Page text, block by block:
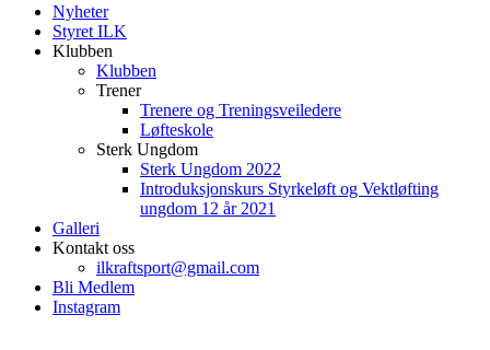
Nyheter
Styret ILK
Klubben
Klubben
Trener
Trenere og Treningsveiledere
Løfteskole
Sterk Ungdom
Sterk Ungdom 2022
Introduksjonskurs Styrkeløft og Vektløfting
ungdom 12 år 2021
Galleri
Kontakt oss
ilkraftsport@gmail.com
Bli Medlem
Instagram